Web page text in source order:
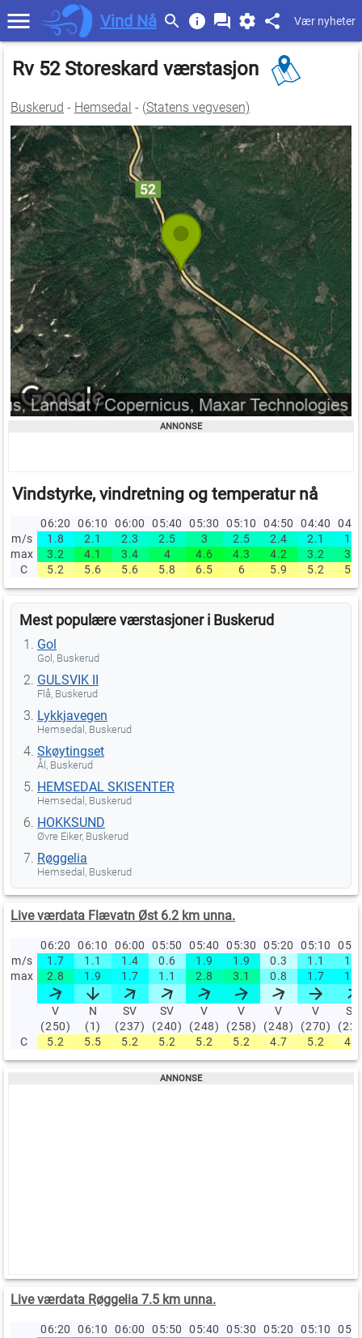
Vind Nå Vær nyheter
Rv 52 Storeskard værstasjon
Buskerud - Hemsedal - (Statens vegvesen)
Vindstyrke, vindretning og temperatur nå
06:20 06:10 06:00 05:40 05:30 05:10 04:50 04:40
m/s
1.8 2.1 2.3 2.5 3 2.5 2.4 2.1
1.9
max
3.2 4.1 3.4 4 4.6 4.3 4.2 3.2
3.3
C
5.2 5.6 5.6 5.8 6.5 6 5.9 5.2 5.4
Mest populære værstasjoner i Buskerud
Gol
Gol, Buskerud
GULSVIK II
Flå, Buskerud
Lykkjavegen
Hemsedal, Buskerud
Skøytingset
Ål, Buskerud
HEMSEDAL SKISENTER
Hemsedal, Buskerud
HOKKSUND
Øvre Eiker, Buskerud
Røggelia
Hemsedal, Buskerud
Live værdata Flævatn Øst 6.2 km unna.
06:20 06:10 06:00 05:50 05:40 05:30 05:20 05:10
m/s
1.7 1.1 1.4 0.6 1.9 1.9 0.3 1.1
1.1
max
2.8 1.9 1.7 1.1 2.8 3.1 0.8 1.7 1.7
V
(250)
N
(1)
SV
(237)
SV
(240)
V
(248)
V
(258)
V
(248)
V
(270)
SV
C
5.2 5.5 5.2 5.2 5.2 5.2 4.7 5.2 4.7
Live værdata Røggelia 7.5 km unna.
06:20 06:10 06:00 05:50 05:40 05:30 05:20 05:10